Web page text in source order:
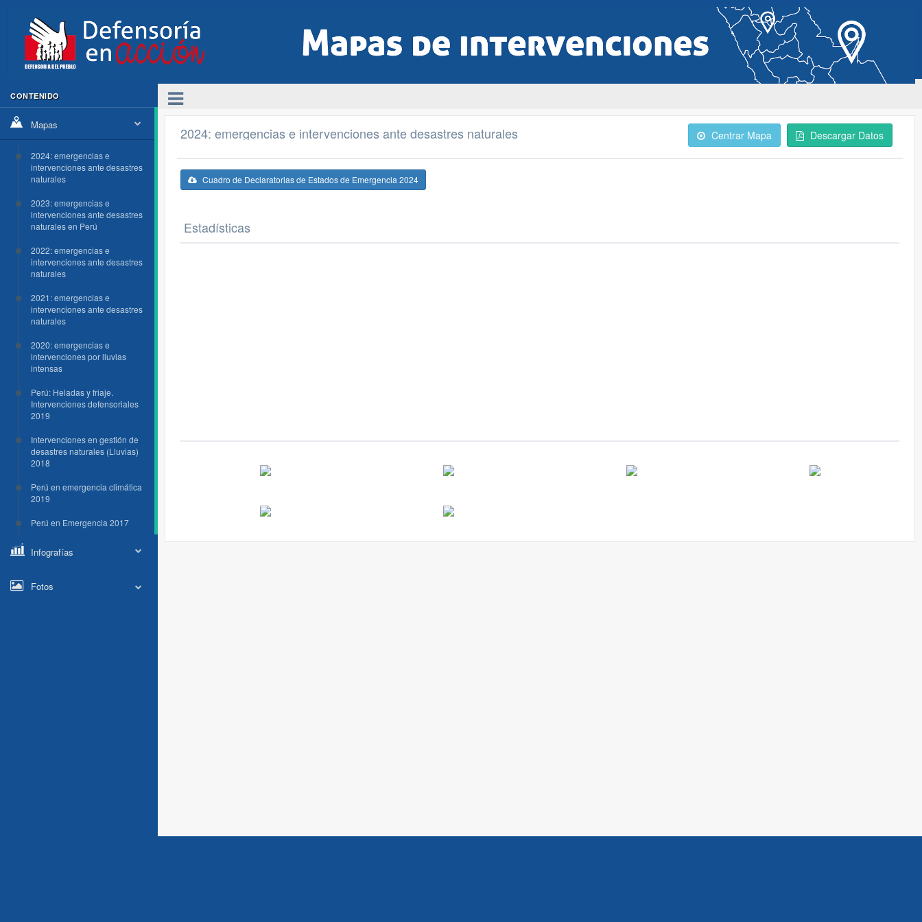
CONTENIDO
Mapas
2024: emergencias e
intervenciones ante desastres
naturales
2023: emergencias e
intervenciones ante desastres
naturales en Perú
2022: emergencias e
intervenciones ante desastres
naturales
2021: emergencias e
intervenciones ante desastres
naturales
2020: emergencias e
intervenciones por lluvias
intensas
Perú: Heladas y friaje.
Intervenciones defensoriales
2019
Intervenciones en gestión de
desastres naturales (Lluvias)
2018
Perú en emergencia climática
2019
Perú en Emergencia 2017
Infografías
Fotos
2024: emergencias e intervenciones ante desastres naturales Centrar Mapa Descargar Datos
Cuadro de Declaratorias de Estados de Emergencia 2024
Estadísticas